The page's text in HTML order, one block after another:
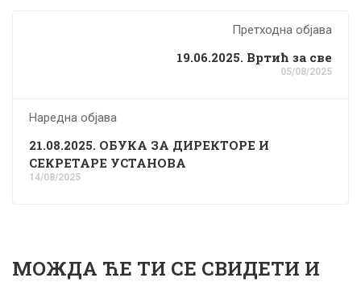
Претходна објава
19.06.2025. Вртић за све
05/08/2025
Наредна објава
21.08.2025. ОБУКА ЗА ДИРЕКТОРЕ И
СЕКРЕТАРЕ УСТАНОВА
14/08/2025
МОЖДА ЋЕ ТИ СЕ СВИДЕТИ И